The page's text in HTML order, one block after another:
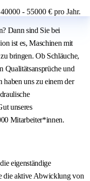
- 55000 € pro Jahr.
Dann sind Sie bei
ist es, Maschinen mit
bringen. Ob Schläuche,
Qualitätsansprüche und
uns zu einem der
unseres
Mitarbeiter*innen.
eigenständige
die aktive Abwicklung von